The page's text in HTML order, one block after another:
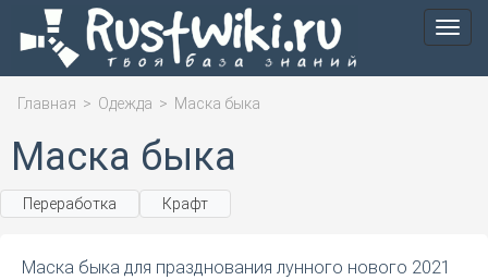
Меню
Главная > Одежда > Маска быка
Маска быка
Переработка Крафт
Маска быка для празднования лунного нового 2021